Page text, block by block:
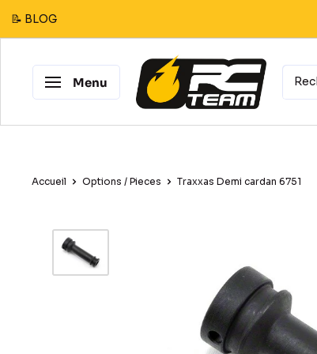
📝 BLOG
Menu
RC
Team
Modélisme
Accueil Options / Pieces Traxxas Demi cardan 6751